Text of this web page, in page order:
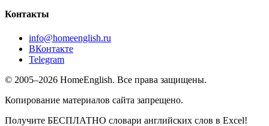
Контакты
info@homeenglish.ru
ВКонтакте
Telegram
© 2005–2026 HomeEnglish. Все права защищены.
Копирование материалов сайта запрещено.
Получите БЕСПЛАТНО словари английских слов в Excel!